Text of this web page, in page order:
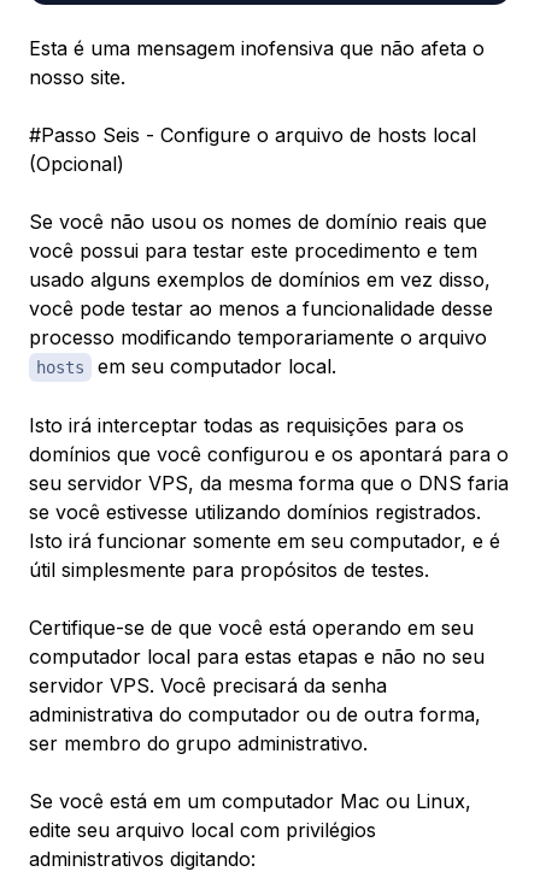
Esta é uma mensagem inofensiva que não afeta o
nosso site.
#Passo Seis - Configure o arquivo de hosts local
(Opcional)
Se você não usou os nomes de domínio reais que
você possui para testar este procedimento e tem
usado alguns exemplos de domínios em vez disso,
você pode testar ao menos a funcionalidade desse
processo modificando temporariamente o arquivo
hosts em seu computador local.
Isto irá interceptar todas as requisições para os
domínios que você configurou e os apontará para o
seu servidor VPS, da mesma forma que o DNS faria
se você estivesse utilizando domínios registrados.
Isto irá funcionar somente em seu computador, e é
útil simplesmente para propósitos de testes.
Certifique-se de que você está operando em seu
computador local para estas etapas e não no seu
servidor VPS. Você precisará da senha
administrativa do computador ou de outra forma,
ser membro do grupo administrativo.
Se você está em um computador Mac ou Linux,
edite seu arquivo local com privilégios
administrativos digitando: